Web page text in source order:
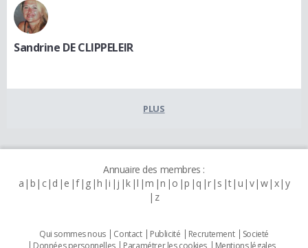
Sandrine DE CLIPPELEIR
PLUS
Annuaire des membres :
a b c d e f g h i j k l m n o p q r s t u v w x y
z
Qui sommes nous Contact Publicité Recrutement
Societé